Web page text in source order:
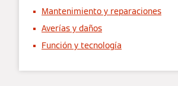
Mantenimiento y reparaciones
Averías y daños
Función y tecnología